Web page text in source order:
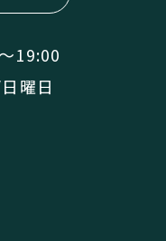
19:00
曜日